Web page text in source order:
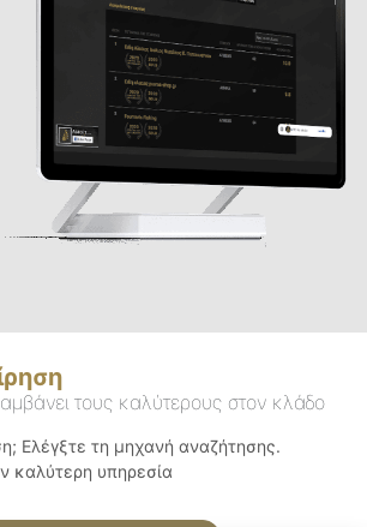
τους καλύτερους στον κλάδο
Ελέγξτε τη μηχανή αναζήτησης.
καλύτερη υπηρεσία